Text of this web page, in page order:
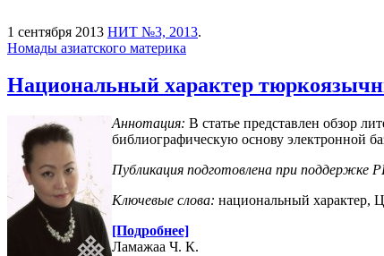
1 сентября 2013 НИТ №3, 2013.
Номады азиатского материка
Национальный характер
Аннотация: В статье представлен обзор
библиографическую основу электронной
Публикация подготовлена при
Ключевые слова: национальный характер,
[Подробнее]
Ламажаа Ч. К.